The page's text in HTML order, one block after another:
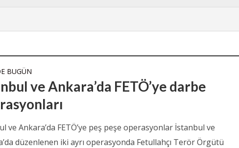
BUGÜN
ve Ankara’da FETÖ’ye darbe
ve Ankara’da FETÖ’ye peş peşe operasyonlar İstanbul ve
düzenlenen iki ayrı operasyonda Fetullahçı Terör Örgütü